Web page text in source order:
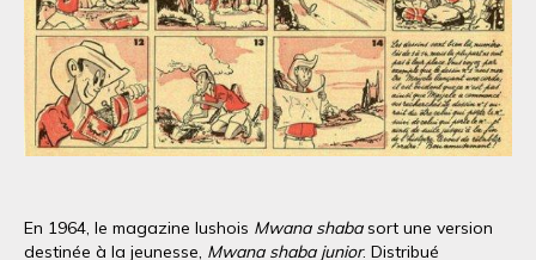
En 1964, le magazine lushois Mwana shabasort une version
destinée à la jeunesse, Mwana shaba junior. Distribué